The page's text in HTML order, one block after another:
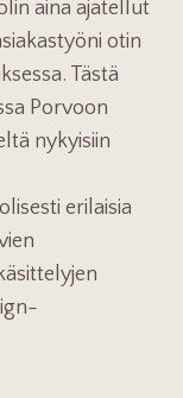
aina ajatellut
otin
Tästä
Porvoon
nykyisiin
erilaisia